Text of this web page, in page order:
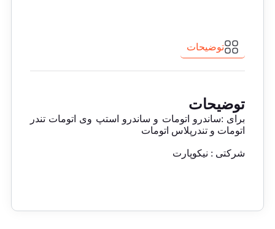
توضیحات
توضیحات
برای :ساندرو اتومات و ساندرو استپ وی اتومات تندر
اتومات و تندرپلاس اتومات
شرکتی : نیکوپارت